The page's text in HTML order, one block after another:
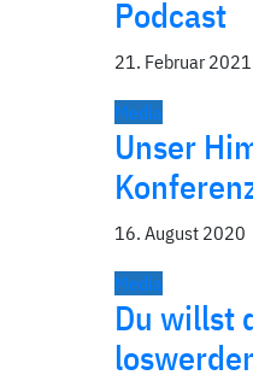
Podcast
21. Februar 2021
Media
Unser
16. August 2020
Media
Du willst